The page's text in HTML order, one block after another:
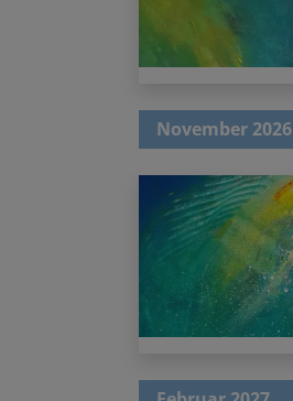
November 2026
Februar 2027